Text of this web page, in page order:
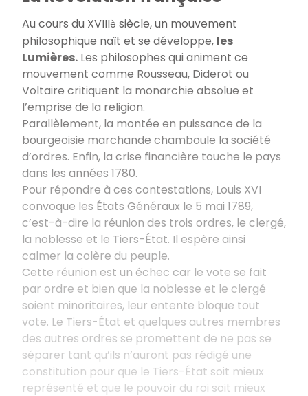
Au cours du XVIIIè siècle, un mouvement
philosophique naît et se développe, les
Lumières. Les philosophes qui animent ce
mouvement comme Rousseau, Diderot ou
Voltaire critiquent la monarchie absolue et
l’emprise de la religion.
Parallèlement, la montée en puissance de la
bourgeoisie marchande chamboule la société
d’ordres. Enfin, la crise financière touche le pays
dans les années 1780.
Pour répondre à ces contestations, Louis XVI
convoque les États Généraux le 5 mai 1789,
c’est-à-dire la réunion des trois ordres, le clergé,
la noblesse et le Tiers-État. Il espère ainsi
calmer la colère du peuple.
Cette réunion est un échec car le vote se fait
par ordre et bien que la noblesse et le clergé
soient minoritaires, leur entente bloque tout
vote. Le Tiers-État et quelques autres membres
des autres ordres se promettent de ne pas se
séparer tant qu’ils n’auront pas rédigé une
constitution pour que le Tiers-État soit mieux
représenté et que le pouvoir du roi soit mieux